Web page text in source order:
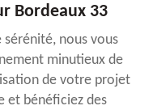
Bordeaux 33
sérénité, nous vous
minutieux de
de votre projet
et bénéficiez des